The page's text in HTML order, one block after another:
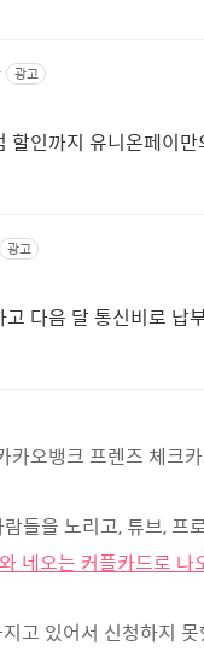
광고
할인까지 유니온페이
광고
다음 달 통신비로 납
카오뱅크 프렌즈 체크
들을 노리고, 튜브,
네오는 커플카드로 나
고 있어서 신청하지